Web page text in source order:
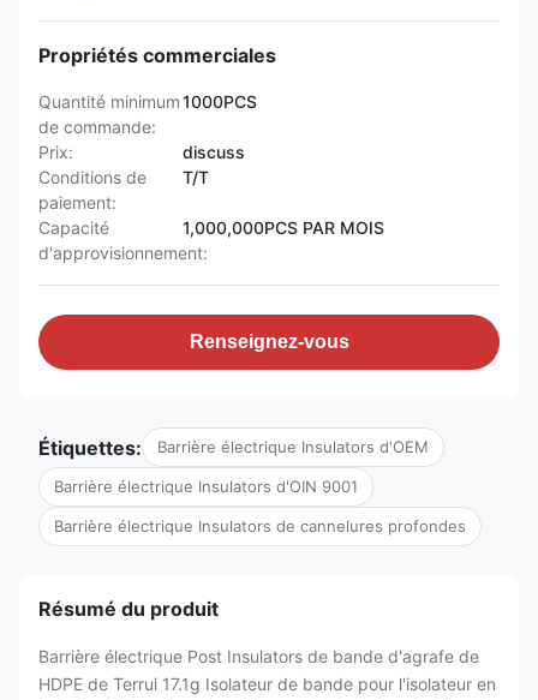
Propriétés commerciales
Quantité minimum
de commande:
1000PCS
Prix:
discuss
Conditions de
paiement:
T/T
Capacité
d'approvisionnement:
1,000,000PCS PAR MOIS
Renseignez-vous
Étiquettes: Barrière électrique Insulators d'OEM
Barrière électrique Insulators d'OIN 9001
Barrière électrique Insulators de cannelures profondes
Résumé du produit
Barrière électrique Post Insulators de bande d'agrafe de
HDPE de Terrui 17.1g Isolateur de bande pour l'isolateur en